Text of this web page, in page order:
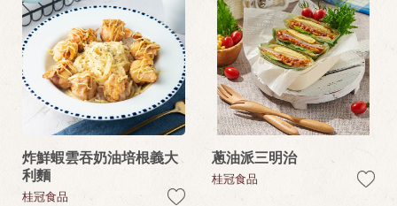
炸鮮蝦雲吞奶油培根義大
利麵
桂冠食品
蔥油派三明治
桂冠食品